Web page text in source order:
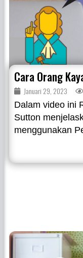
Cara Orang
Januari 29, 2023
Dalam video ini
Sutton
menggunakan